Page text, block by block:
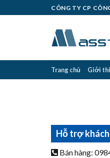
to
CÔNG TY CP
Trang chủ Giới
Hỗ trợ
Bán hàng: